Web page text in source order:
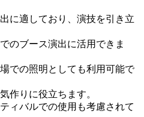
に適しており、演技を引き立
のブース演出に活用できま
での照明としても利用可能で
作りに役立ちます。
ィバルでの使用も考慮されて